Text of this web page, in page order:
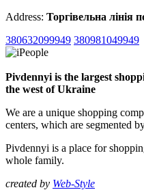
Address: Торгівельна
380632099949 380981049949
Pivdennyi is the largest
the west of Ukraine
We are a unique shopping
centers, which are segmented
Pivdennyi is a place for
whole family.
created by Web-Style